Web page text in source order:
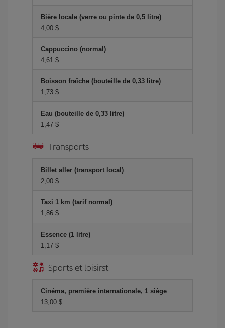
Bière locale (verre ou pinte de 0,5 litre)
4,00 $
Cappuccino (normal)
4,61 $
Boisson fraîche (bouteille de 0,33 litre)
1,73 $
Eau (bouteille de 0,33 litre)
1,47 $
Transports
Billet aller (transport local)
2,00 $
Taxi 1 km (tarif normal)
1,86 $
Essence (1 litre)
1,17 $
Sports et loisirst
Cinéma, première internationale, 1 siège
13,00 $